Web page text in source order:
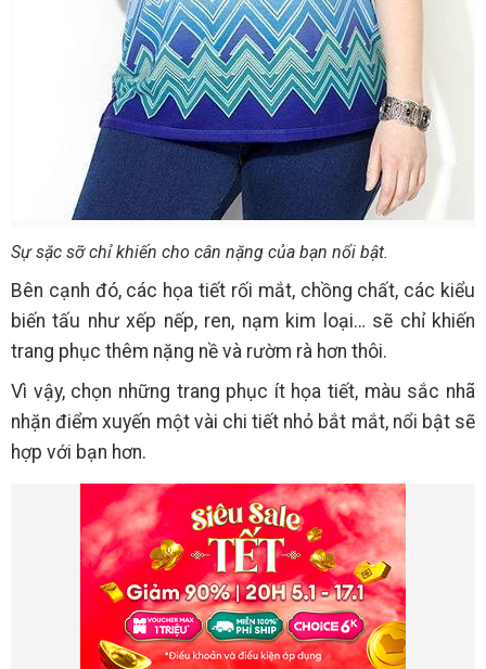
Sự sặc sỡ chỉ khiến cho cân nặng của bạn nổi bật.
Bên cạnh đó, các họa tiết rối mắt, chồng chất, các kiểu
biến tấu như xếp nếp, ren, nạm kim loại… sẽ chỉ khiến
trang phục thêm nặng nề và rườm rà hơn thôi.
Vì vậy, chọn những trang phục ít họa tiết, màu sắc nhã
nhặn điểm xuyến một vài chi tiết nhỏ bắt mắt, nổi bật sẽ
hợp với bạn hơn.